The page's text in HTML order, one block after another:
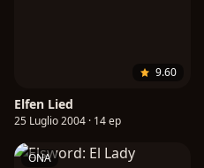
9.60
Elfen Lied
25 Luglio 2004 · 14 ep
ONA